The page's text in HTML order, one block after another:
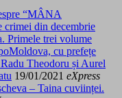
“MÂNA
din decembrie
Primele trei volume
cu prefețe
Theodoru și Aurel
19/01/2021 eXpress
– Taina cuviinței.